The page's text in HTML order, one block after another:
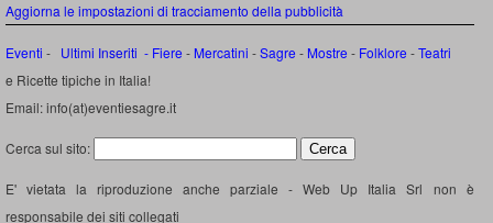
Aggiorna le impostazioni di tracciamento della pubblicità
Eventi - Ultimi Inseriti - Fiere - Mercatini -Sagre - Mostre - Folklore -Teatri
e Ricette tipiche in Italia!
Email: info(at)eventiesagre.it
Cerca sul sito:
E' vietata la riproduzione anche parziale - Web Up Italia Srl non è
responsabile dei siti collegati